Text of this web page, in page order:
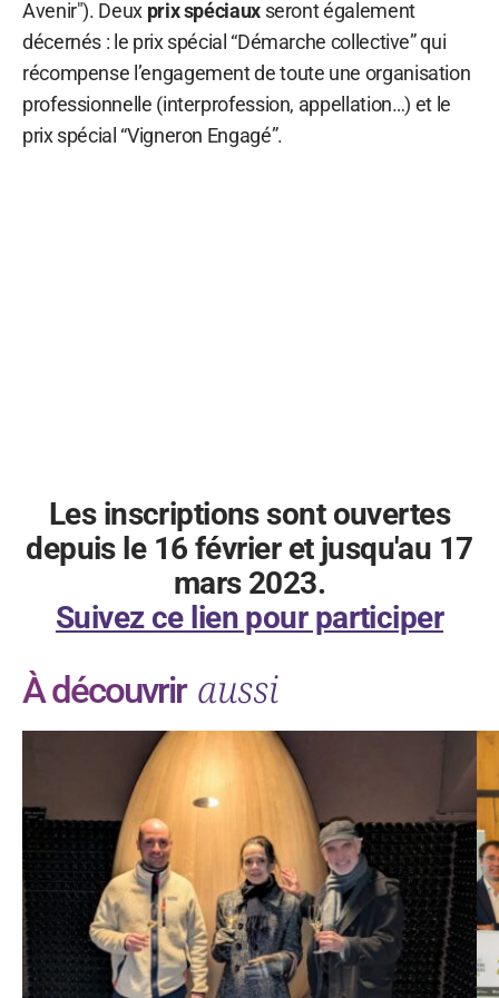
Avenir"). Deux prix spéciauxseront également
décernés : le prix spécial “Démarche collective” qui
récompense l’engagement de toute une organisation
professionnelle (interprofession, appellation…) et le
prix spécial “Vigneron Engagé”.
Les inscriptions sont ouvertes
depuis le 16 février et jusqu'au 17
mars 2023.
Suivez ce lien pour participer
À découvrir aussi